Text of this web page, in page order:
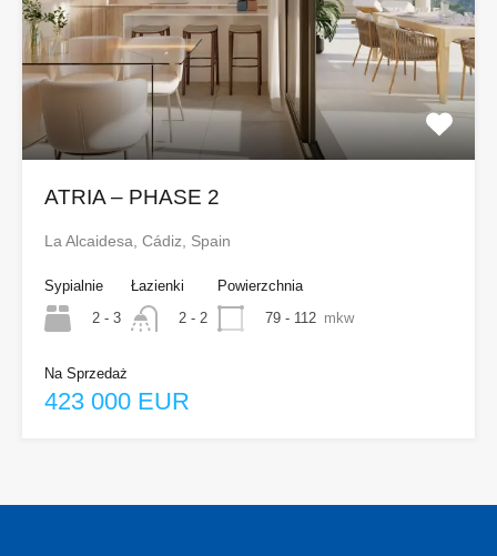
ATRIA – PHASE 2
La Alcaidesa, Cádiz, Spain
Sypialnie
2 - 3
Łazienki
2 - 2
Powierzchnia
79 - 112 mkw
Na Sprzedaż
423 000 EUR